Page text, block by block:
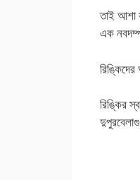
তাই আশা
এক
রিঙ্কির